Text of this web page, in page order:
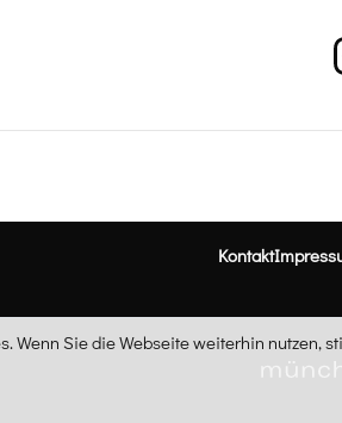
Kontakt
Wenn Sie die Webseite weiterhin